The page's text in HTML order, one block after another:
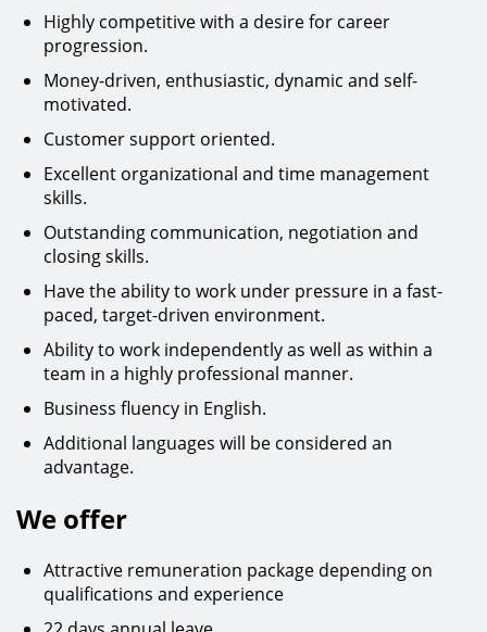
Highly competitive with a desire for career
progression.
Money-driven, enthusiastic, dynamic and self-
motivated.
Customer support oriented.
Excellent organizational and time management
skills.
Outstanding communication, negotiation and
closing skills.
Have the ability to work under pressure in a fast-
paced, target-driven environment.
Ability to work independently as well as within a
team in a highly professional manner.
Business fluency in English.
Additional languages will be considered an
advantage.
We offer
Attractive remuneration package depending on
qualifications and experience